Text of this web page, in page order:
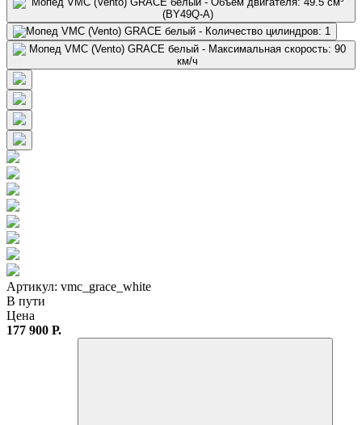
Артикул: vmc_grace_white
В пути
Цена
177 900 Р.